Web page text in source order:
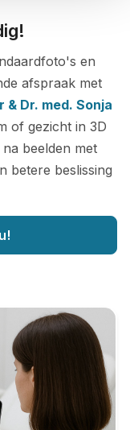
en
afspraak met
& Dr. med. Sonja
of gezicht in 3D
beelden met
betere beslissing